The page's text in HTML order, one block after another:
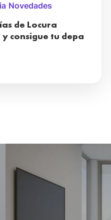
Novedades
de Locura
consigue tu depa